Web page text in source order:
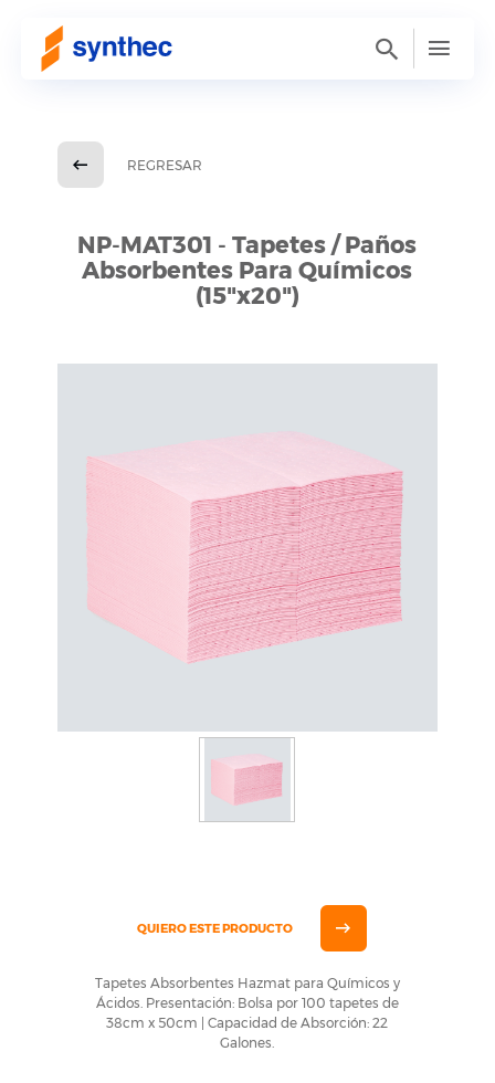
REGRESAR
NP-MAT301 - Tapetes / Paños
Absorbentes Para Químicos
(15"x20")
QUIERO ESTE PRODUCTO
Tapetes Absorbentes Hazmat para Químicos y
Ácidos. Presentación: Bolsa por 100 tapetes de
38cm x 50cm | Capacidad de Absorción: 22
Galones.